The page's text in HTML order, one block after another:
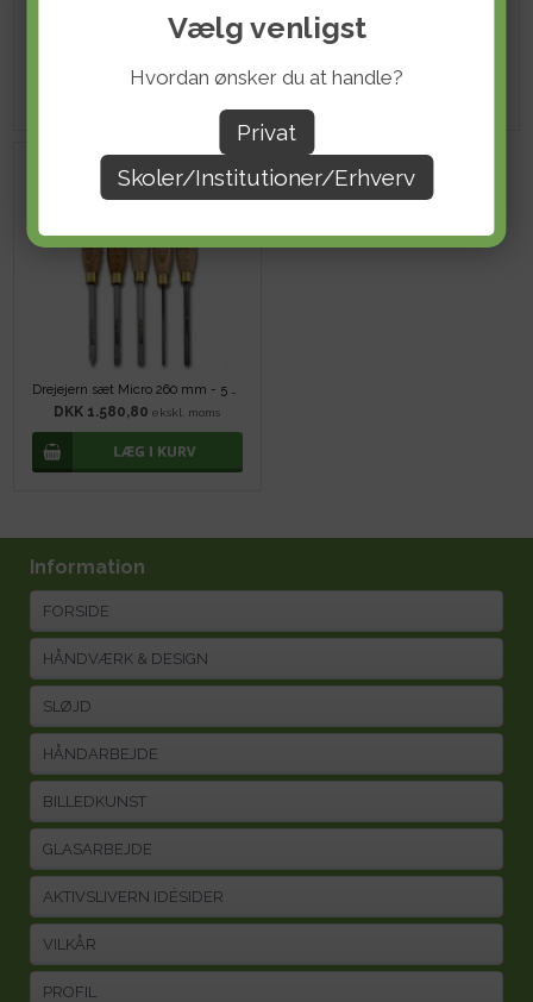
Vælg venligst
Hvordan ønsker du at handle?
Privat
Skoler/Institutioner/Erhverv
Bahco Stemmejernssæt - 6 stk Drejejern sæt 380-500 mm - 6 stk
Drejejern sæt Micro 260 mm - 5 stk
DKK 1.580,80 ekskl. moms
Information
FORSIDE
HÅNDVÆRK & DESIGN
SLØJD
HÅNDARBEJDE
BILLEDKUNST
GLASARBEJDE
AKTIVSLIVERN IDÉSIDER
VILKÅR
PROFIL